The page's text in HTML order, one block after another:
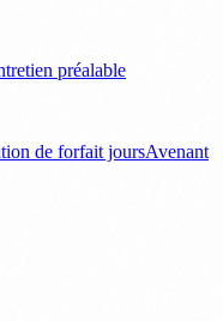
préalable
de forfait joursAvenant